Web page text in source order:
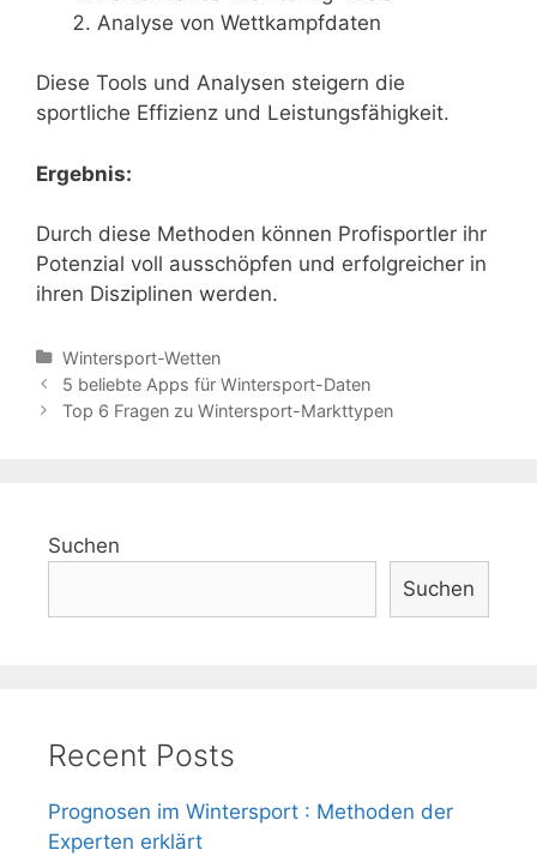
Analyse von Wettkampfdaten
Diese Tools und Analysen steigern die
sportliche Effizienz und Leistungsfähigkeit.
Ergebnis:
Durch diese Methoden können Profisportler ihr
Potenzial voll ausschöpfen und erfolgreicher in
ihren Disziplinen werden.
Categories
Wintersport-Wetten
Post
navigation
5 beliebte Apps für Wintersport-Daten
Top 6 Fragen zu Wintersport-Markttypen
Suchen
Suchen
Recent Posts
Prognosen im Wintersport : Methoden der
Experten erklärt